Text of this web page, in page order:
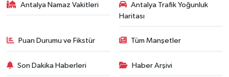
Antalya Namaz Vakitleri
Antalya Trafik Yoğunluk
Haritası
Puan Durumu ve Fikstür Tüm Manşetler
Son Dakika Haberleri Haber Arşivi